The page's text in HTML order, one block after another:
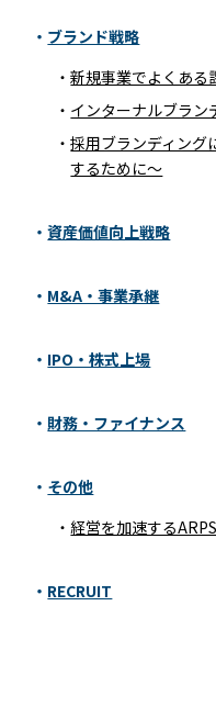
ブランド戦略
新規事業でよくある
インターナルブラン
採用ブランディング
するために～
資産価値向上戦略
M&A・事業承継
IPO・株式上場
財務・ファイナンス
その他
経営を加速する
RECRUIT